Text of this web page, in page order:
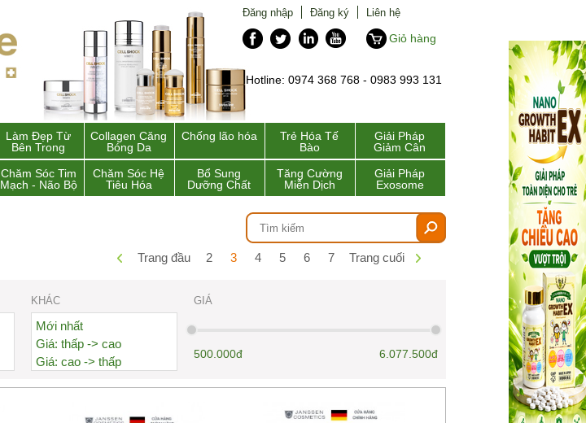
Đăng nhập Đăng ký
Liên hệ
Giỏ hàng
Hotline: 0974 368 768 - 0983 993 131
Làm Đẹp Từ
Bên Trong
Collagen Căng
Bóng Da
Chống lão hóa
Trẻ Hóa Tế
Bào
Giải Pháp
Giảm Cân
Chăm Sóc Tim
Mạch - Não Bộ
Chăm Sóc Hệ
Tiêu Hóa
Bổ Sung
Dưỡng Chất
Tăng Cường
Miễn Dịch
Giải Pháp
Exosome
Trang đầu 2 3 4 5 6 7 Trang cuối
KHÁC
Mới nhất
Giá: thấp -> cao
Giá: cao -> thấp
Đánh giá cao nhất
GIÁ
500.000đ 6.077.500đ